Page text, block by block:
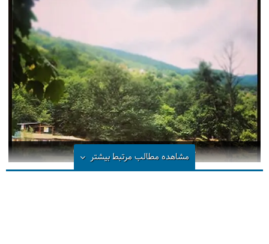
درباره دریاچه شورمست (مازندران)
مشاهده مطالب مرتبطبیشتر